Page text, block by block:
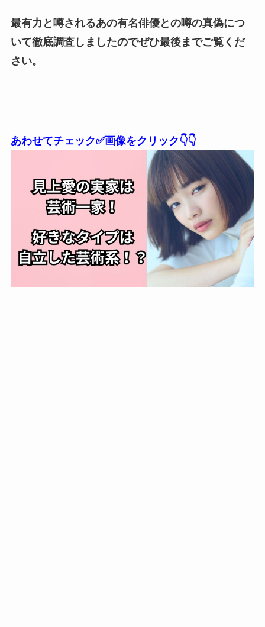
最有力と噂されるあの有名俳優との噂の真偽につ
いて徹底調査しましたのでぜひ最後までご覧くだ
さい。
あわせてチェック✅画像をクリック👇👇